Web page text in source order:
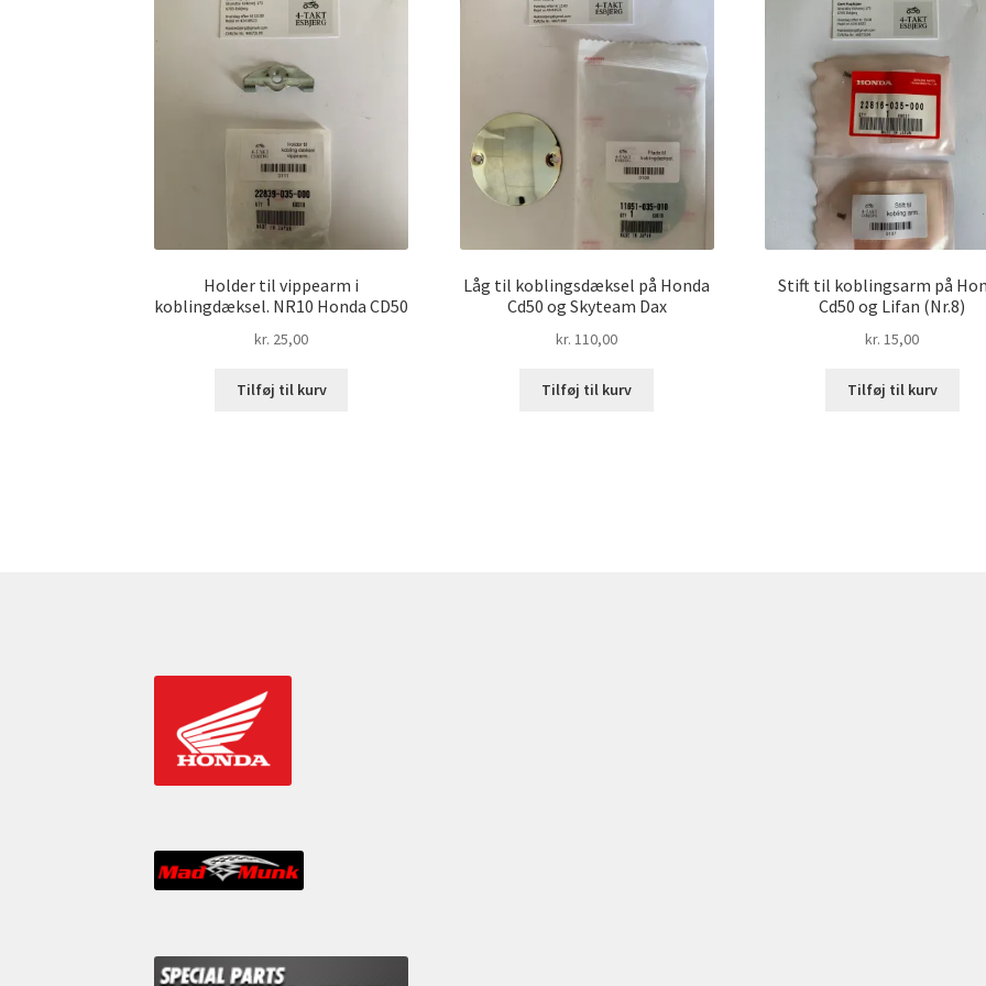
Holder til vippearm i
koblingdæksel. NR10 Honda CD50
kr. 25,00
Tilføj til kurv
Låg til koblingsdæksel på Honda
Cd50 og Skyteam Dax
kr. 110,00
Tilføj til kurv
Stift til koblingsarm på
Cd50 og Lifan (Nr.8)
kr. 15,00
Tilføj til kurv